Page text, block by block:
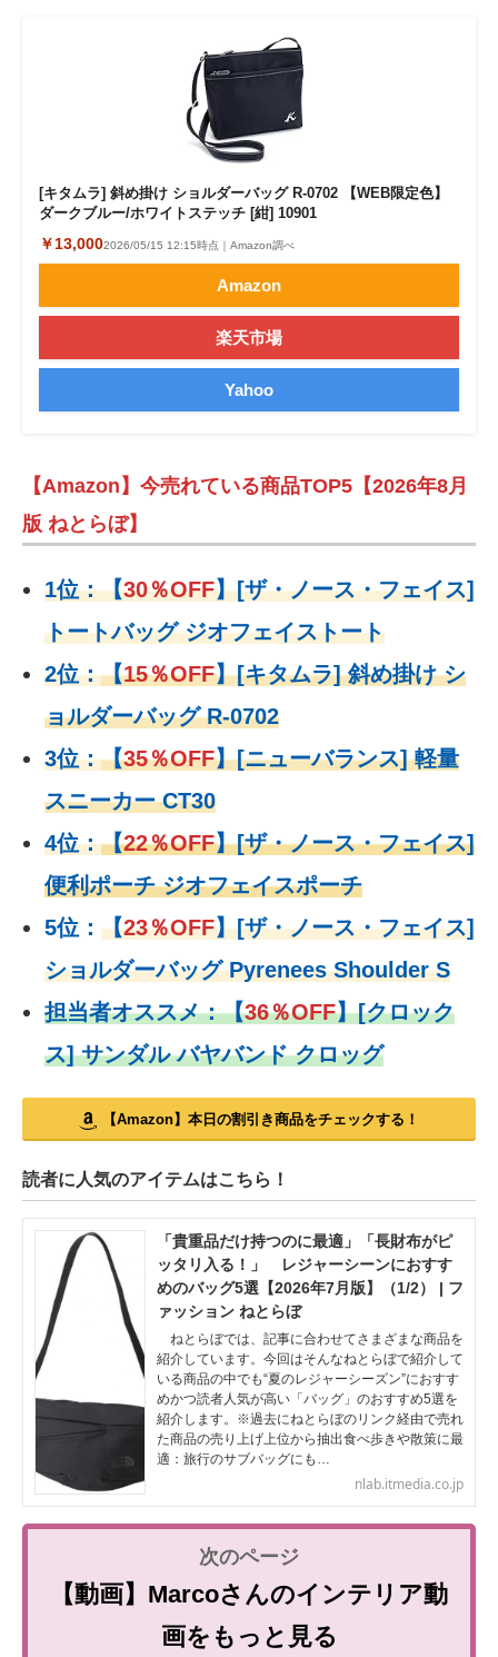
[キタムラ] 斜め掛け ショルダーバッグ R-0702 【WEB限定色】
ダークブルー/ホワイトステッチ [紺] 10901
￥13,0002026/05/15 12:15時点｜Amazon調べ
Amazon
楽天市場
Yahoo
【Amazon】今売れている商品TOP5【2026年8月
版 ねとらぼ】
1位：【30％OFF】[ザ・ノース・フェイス]
トートバッグ ジオフェイストート
2位：【15％OFF】[キタムラ] 斜め掛け シ
ョルダーバッグ R-0702
3位：【35％OFF】[ニューバランス] 軽量
スニーカー CT30
4位：【22％OFF】[ザ・ノース・フェイス]
便利ポーチ ジオフェイスポーチ
5位： 【23％OFF】[ザ・ノース・フェイス]
ショルダーバッグ Pyrenees Shoulder S
担当者オススメ：【36％OFF】[クロック
ス] サンダル バヤバンド クロッグ
【Amazon】本日の割引き商品をチェックする！
読者に人気のアイテムはこちら！
「貴重品だけ持つのに最適」「長財布がピ
ッタリ入る！」 レジャーシーンにおすす
めのバッグ5選【2026年7月版】（1/2） | フ
ァッション ねとらぼ
ねとらぼでは、記事に合わせてさまざまな商品を
紹介しています。今回はそんなねとらぼで紹介して
いる商品の中でも“夏のレジャーシーズン”におすす
めかつ読者人気が高い「バッグ」のおすすめ5選を
紹介します。※過去にねとらぼのリンク経由で売れ
た商品の売り上げ上位から抽出食べ歩きや散策に最
適：旅行のサブバッグにも…
nlab.itmedia.co.jp
【動画】Marcoさんのインテリア動
画をもっと見る